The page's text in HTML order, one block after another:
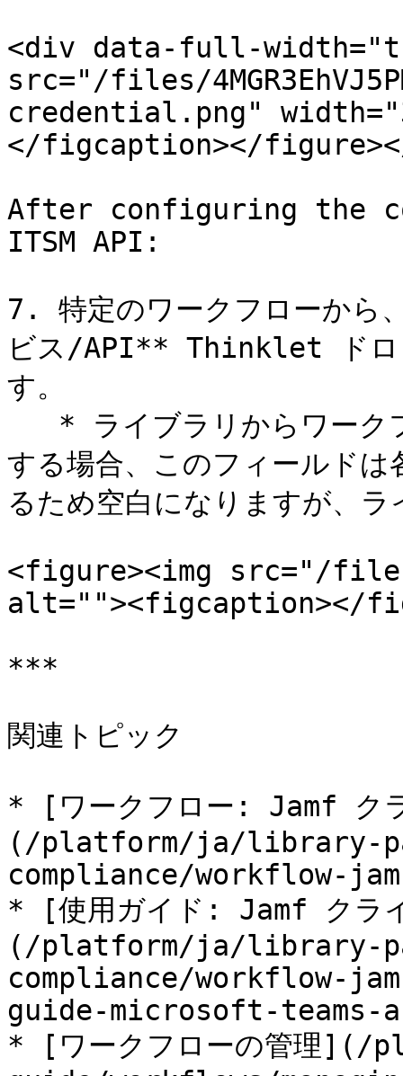
<div data-full-
src="/files/
credential.png"
</figcaption></
After configuring the
ITSM API:
7. 特定のワークフローか
ビス/API** Thinklet ドロ
す。
する場合、このフィールド
るため空白になりますが、
<figure><img src="/files/
alt=""><figcaption></
***
関連トピック
* [ワークフロー: Jamf ク
(/platform/ja/library-
compliance/workflow-
* [使用ガイド: Jamf クラ
(/platform/ja/library-
compliance/workflow-
guide-microsoft-teams-
* [ワークフローの管理